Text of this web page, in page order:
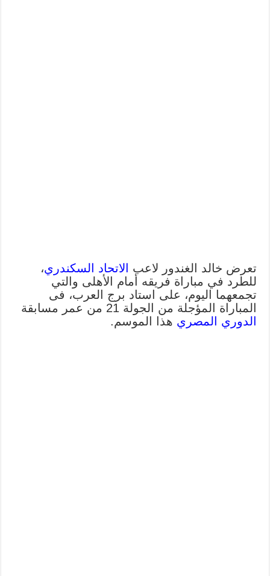
تعرض خالد الغندور لاعب الاتحاد السكندري،
للطرد في مباراة فريقه أمام الأهلى والتي
تجمعهما اليوم، على استاد برج العرب، فى
المباراة المؤجلة من الجولة 21 من عمر مسابقة
الدوري المصري هذا الموسم.